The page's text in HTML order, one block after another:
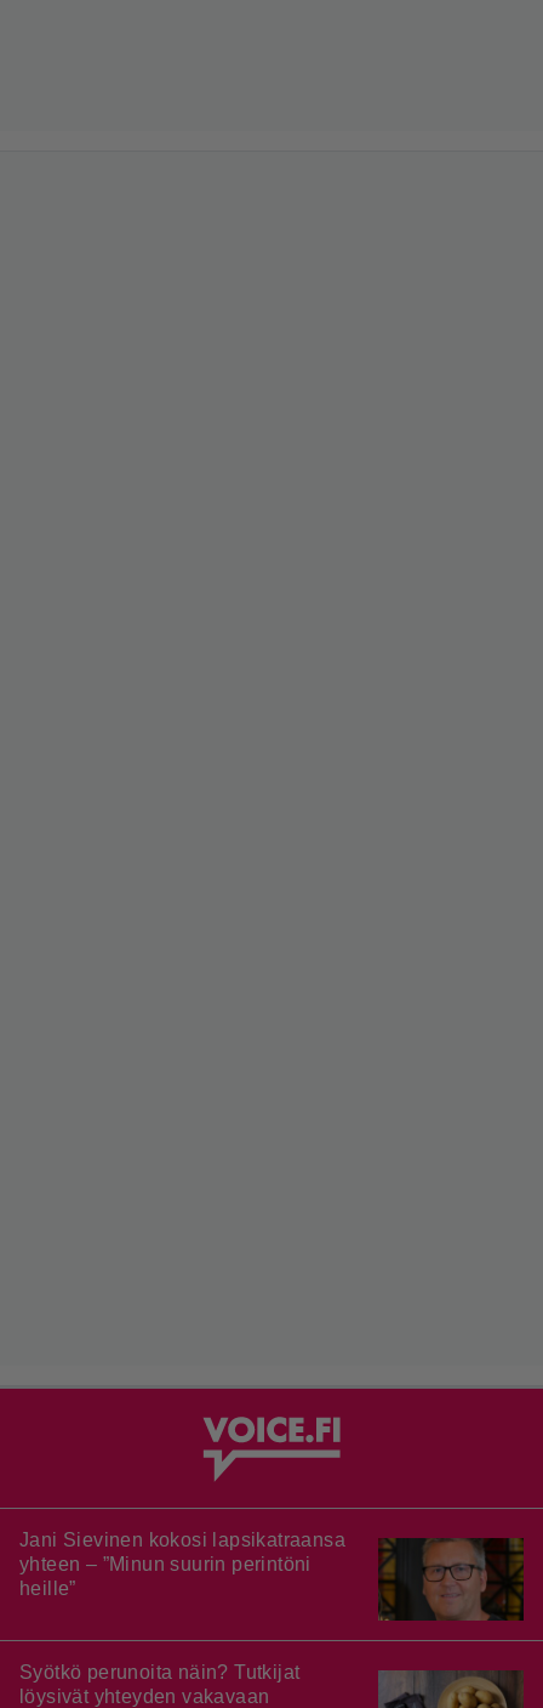
Jani Sievinen kokosi lapsikatraansa
yhteen – ”Minun suurin perintöni
heille”
Syötkö perunoita näin? Tutkijat
löysivät yhteyden vakavaan